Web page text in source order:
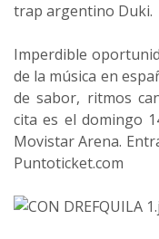
trap argentino Duki.
Imperdible
de la música en
de sabor, ritmos
cita es el domingo
Movistar Arena.
Puntoticket.com